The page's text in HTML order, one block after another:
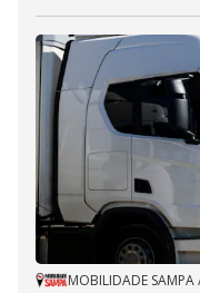
MOBILIDADE SAMPA